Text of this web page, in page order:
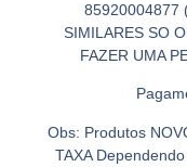
85920004877
SIMILARES SO
FAZER UMA
Obs: Produtos
TAXA